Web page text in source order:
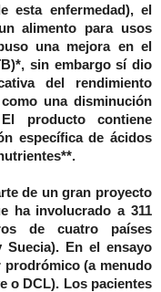
esta enfermedad), el
alimento para usos
una mejora en el
sin embargo sí dio
del rendimiento
una disminución
producto contiene
específica de ácidos
de un gran proyecto
ha involucrado a 311
de cuatro países
Suecia). En el ensayo
prodrómico (a menudo
o DCL). Los pacientes